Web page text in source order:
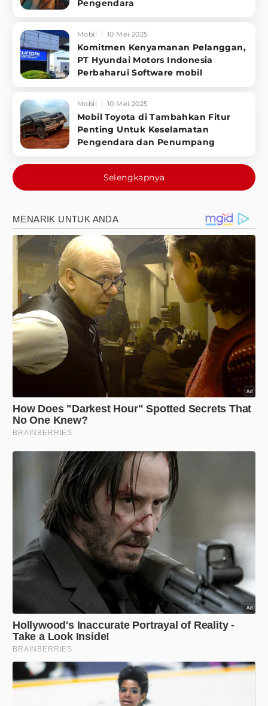
Pengendara
Mobil 10 Mei 2025
Komitmen Kenyamanan Pelanggan,
PT Hyundai Motors Indonesia
Perbaharui Software mobil
Mobil 10 Mei 2025
Mobil Toyota di Tambahkan Fitur
Penting Untuk Keselamatan
Pengendara dan Penumpang
Selengkapnya